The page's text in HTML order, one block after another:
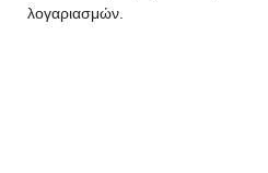
λογαριασμών.